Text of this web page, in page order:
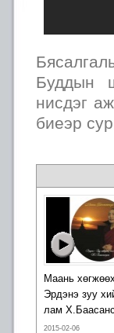
Буддын
нисдэг
биеэр
Маань
Эрдэнэ зуу
лам
2015-02-06